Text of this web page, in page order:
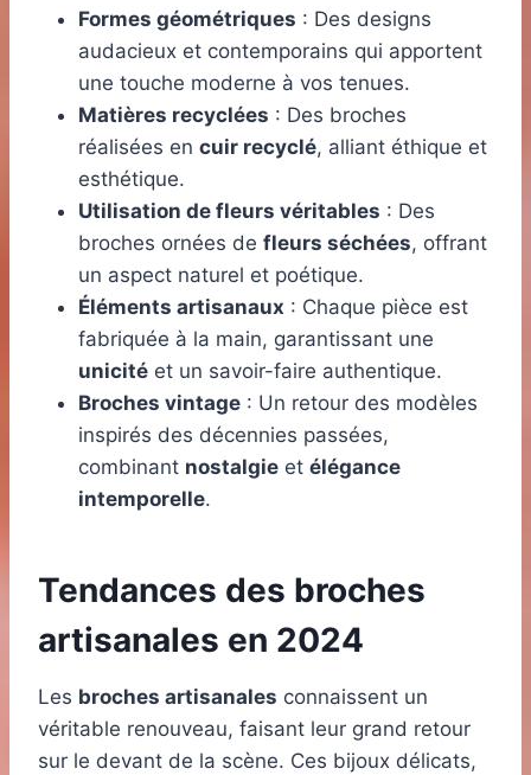
Formes géométriques : Des designs
audacieux et contemporains qui apportent
une touche moderne à vos tenues.
Matières recyclées : Des broches
réalisées en cuir recyclé, alliant éthique et
esthétique.
Utilisation de fleurs véritables : Des
broches ornées de fleurs séchées, offrant
un aspect naturel et poétique.
Éléments artisanaux : Chaque pièce est
fabriquée à la main, garantissant une
unicité et un savoir-faire authentique.
Broches vintage : Un retour des modèles
inspirés des décennies passées,
combinant nostalgie et élégance
intemporelle.
Tendances des broches
artisanales en 2024
Les broches artisanales connaissent un
véritable renouveau, faisant leur grand retour
sur le devant de la scène. Ces bijoux délicats,